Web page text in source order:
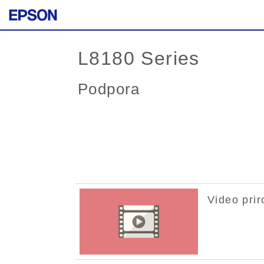
L8180 Series
Podpora